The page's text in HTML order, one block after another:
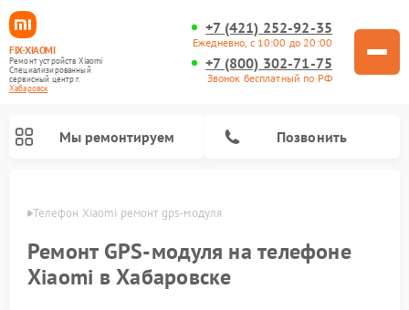
FIX-XIAOMI
Ремонт устройств Xiaomi
Специализированный
cервисный центр г.
Хабаровск
+7 (421) 252-92-35
Ежедневно, с 10:00 до 20:00
+7 (800) 302-71-75
Звонок бесплатный по РФ
Мы ремонтируем Позвонить
Телефон Xiaomi ремонт gps-модуля
Ремонт GPS-модуля на телефоне
Xiaomi в Хабаровске